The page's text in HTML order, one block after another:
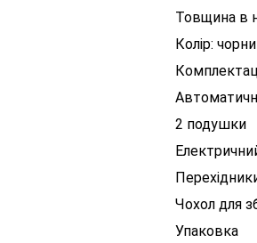
Товщина в
Колір:
2 подушки
Чохол для
Упаковка